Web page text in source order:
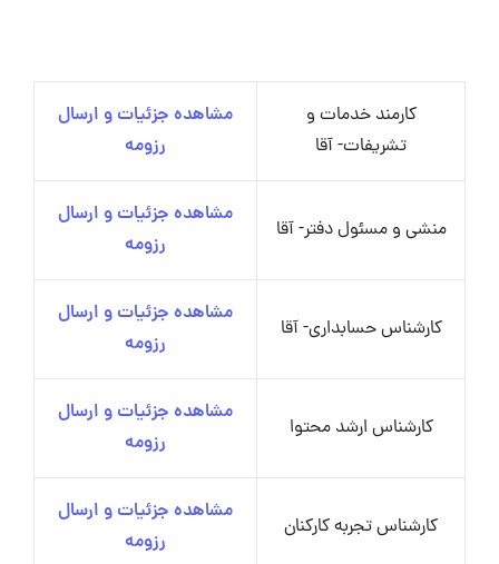
کارمند خدمات و
تشریفات- آقا
مشاهده جزئیات و ارسال
رزومه
منشی و مسئول دفتر- آقا
مشاهده جزئیات و ارسال
رزومه
کارشناس حسابداری- آقا
مشاهده جزئیات و ارسال
رزومه
کارشناس ارشد محتوا
مشاهده جزئیات و ارسال
رزومه
کارشناس تجربه کارکنان
مشاهده جزئیات و ارسال
رزومه